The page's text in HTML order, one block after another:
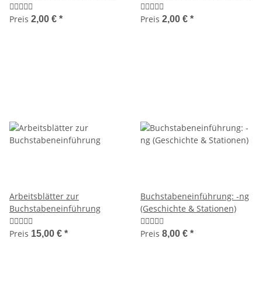
Preis 2,00 € * Preis 2,00 € *
Arbeitsblätter zur
Buchstabeneinführung
Preis 15,00 € *
Buchstabeneinführung: -ng
(Geschichte & Stationen)
Preis 8,00 € *